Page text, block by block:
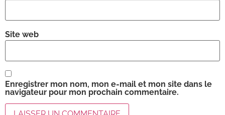
Site web
Enregistrer mon nom, mon e-mail et mon site dans le
navigateur pour mon prochain commentaire.